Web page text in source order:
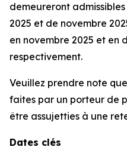
demeureront
2025 et de novembre
en novembre 2025 et en
respectivement.
Veuillez prendre note
faites par un porteur de
être assujetties à une
Dates clés